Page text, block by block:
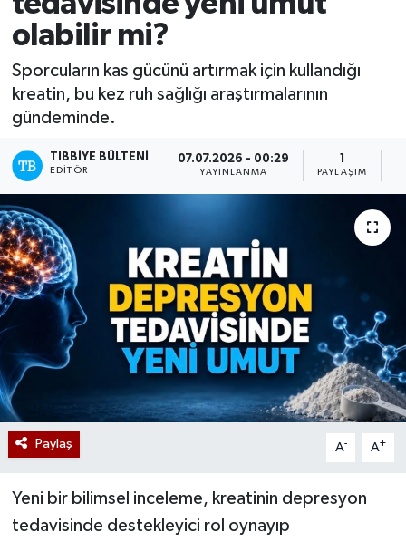
olabilir mi?
Sporcuların kas gücünü artırmak için kullandığı
kreatin, bu kez ruh sağlığı araştırmalarının
gündeminde.
TIBBIYE BÜLTENI
EDITÖR
07.07.2026 - 00:29
YAYINLANMA PAYLAŞIM
Paylaş A- A+
Yeni bir bilimsel inceleme, kreatinin depresyon
tedavisinde destekleyici rol oynayıp
Mevzuat